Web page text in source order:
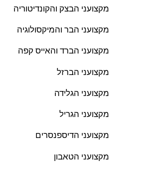
מקצועני הבצק והקונדיטוריה
מקצועני הבר והמיקסולוגיה
מקצועני הברד והאייס קפה
מקצועני הברזל
מקצועני הגלידה
מקצועני הגריל
מקצועני הדיספנסרים
מקצועני הטאבון